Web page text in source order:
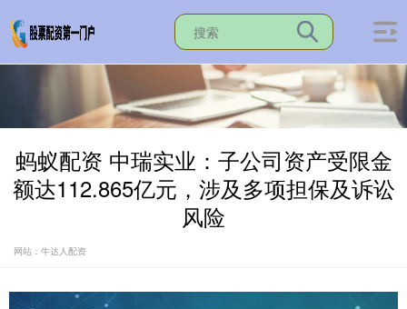
蚂蚁配资 中瑞实业：子公司资产受限金
额达112.865亿元，涉及多项担保及诉讼
风险
网站：牛达人配资